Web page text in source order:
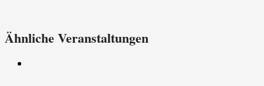
Ähnliche Veranstaltungen